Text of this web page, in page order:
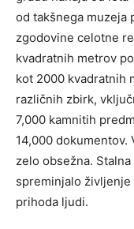
od takšnega muzeja
zgodovine celotne
kvadratnih metrov
kot 2000 kvadratnih
različnih zbirk,
7,000 kamnitih
14,000 dokumentov.
zelo obsežna.
spreminjalo
prihoda ljudi.